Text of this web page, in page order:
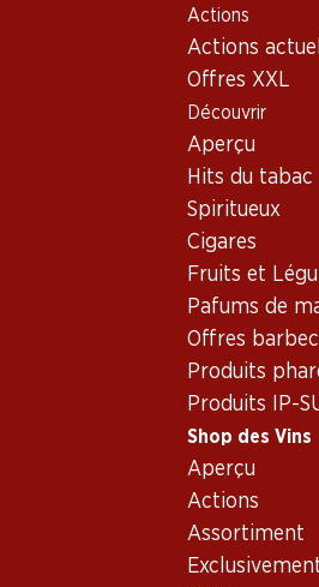
Actions
Actions
Offres XXL
Découvrir
Aperçu
Hits du tabac
Spiritueux
Cigares
Fruits et
Pafums de
Offres
Produits
Produits IP-
Shop des Vins
Aperçu
Actions
Assortiment
Shop des Vins
Gewürztraminer,
Réserve d’Alsace AOC
2025